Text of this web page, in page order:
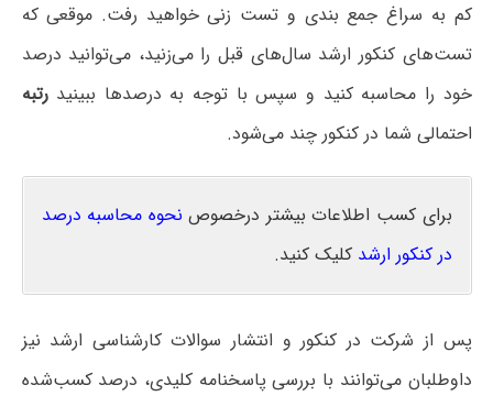
کم به سراغ جمع بندی و تست زنی خواهید رفت. موقعی که
تست‌های کنکور ارشد سال‌های قبل را می‌زنید، می‌توانید درصد
خود را محاسبه کنید و سپس با توجه به درصدها ببینیدرتبه
احتمالی شما در کنکور چند می‌شود.
برای کسب اطلاعات بیشتر درخصوص نحوه محاسبه درصد
در کنکور ارشد کلیک کنید.
پس از شرکت در کنکور و انتشار سوالات کارشناسی ارشد نیز
داوطلبان می‌توانند با بررسی پاسخنامه کلیدی، درصد کسب‌شده